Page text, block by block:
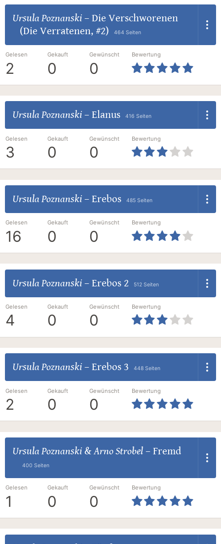
Ursula Poznanski– Die Verschworenen
(Die Verratenen, #2)
464 Seiten
Gelesen
2
Gekauft
0
Gewünscht
0
Bewertung
Ursula Poznanski– Elanus 416 Seiten
Gelesen
3
Gekauft
0
Gewünscht
0
Bewertung
Ursula Poznanski– Erebos 485 Seiten
Gelesen
16
Gekauft
0
Gewünscht
0
Bewertung
Ursula Poznanski– Erebos 2 512 Seiten
Gelesen
4
Gekauft
0
Gewünscht
0
Bewertung
Ursula Poznanski– Erebos 3 448 Seiten
Gelesen
2
Gekauft
0
Gewünscht
0
Bewertung
Ursula Poznanski&Arno Strobel– Fremd
400 Seiten
Gelesen
1
Gekauft
0
Gewünscht
0
Bewertung